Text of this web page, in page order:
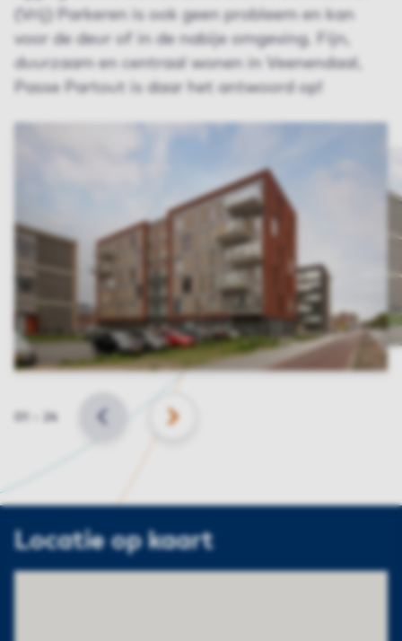
(Vrij) Parkeren is ook geen probleem en kan
voor de deur of in de nabije omgeving. Fijn,
duurzaam en centraal wonen in Veenendaal,
Passe Partout is daar het antwoord op!
Slide
VORIGE VOLGENDE
Locatie op kaart